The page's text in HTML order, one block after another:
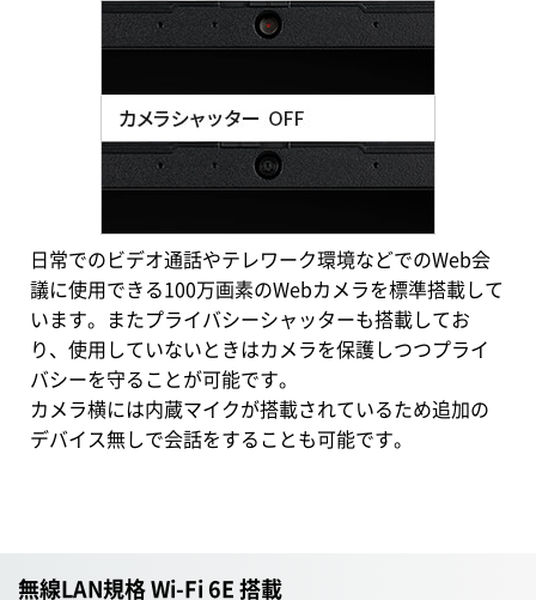
日常でのビデオ通話やテレワーク環境などでのWeb会
議に使用できる100万画素のWebカメラを標準搭載して
います。またプライバシーシャッターも搭載してお
り、使用していないときはカメラを保護しつつプライ
バシーを守ることが可能です。
カメラ横には内蔵マイクが搭載されているため追加の
デバイス無しで会話をすることも可能です。
無線LAN規格 Wi-Fi 6E 搭載